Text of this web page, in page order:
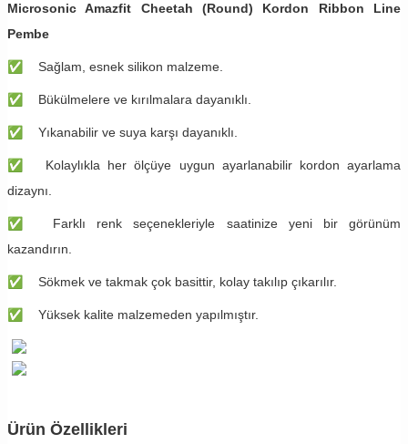
Microsonic Amazfit Cheetah (Round) Kordon Ribbon Line
Pembe
✅ Sağlam, esnek silikon malzeme.
✅ Bükülmelere ve kırılmalara dayanıklı.
✅ Yıkanabilir ve suya karşı dayanıklı.
✅ Kolaylıkla her ölçüye uygun ayarlanabilir kordon ayarlama
dizaynı.
✅ Farklı renk seçenekleriyle saatinize yeni bir görünüm
kazandırın.
✅ Sökmek ve takmak çok basittir, kolay takılıp çıkarılır.
✅ Yüksek kalite malzemeden yapılmıştır.
Ürün Özellikleri